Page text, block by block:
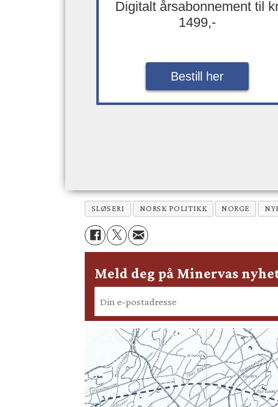
Digitalt årsabonnement til
1499,-
Bestill her
SLØSERI NORSK POLITIKK NORGE
Meld deg på Minervas